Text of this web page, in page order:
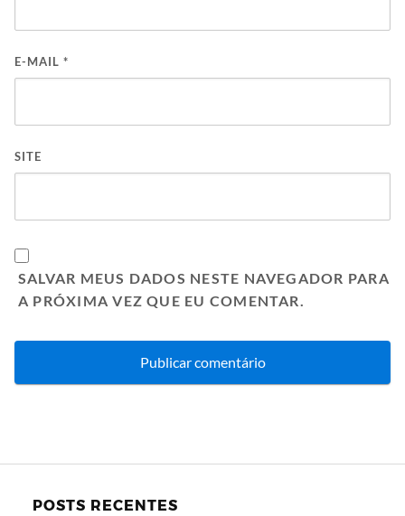
E-MAIL *
SITE
SALVAR MEUS DADOS NESTE NAVEGADOR PARA
A PRÓXIMA VEZ QUE EU COMENTAR.
POSTS RECENTES